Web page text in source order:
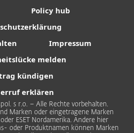
Policy hub
Impressum
melden
kündigen
erklären
s r.o. – Alle Rechte vorbehalten.
Marken oder eingetragene Marken
ESET Nordamerika. Andere hier
oder Produktnamen können Marken